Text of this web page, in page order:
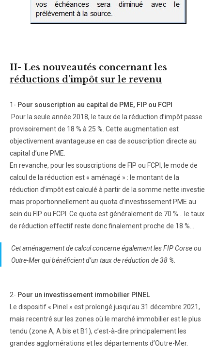
II- Les nouveautés concernant les
réductions d’impôt sur le revenu
1- Pour souscription au capital de PME, FIP ou FCPI
Pour la seule année 2018, le taux de la réduction d’impôt passe
provisoirement de 18 % à 25 %. Cette augmentation est
objectivement avantageuse en cas de souscription directe au
capital d’une PME.
En revanche, pour les souscriptions de FIP ou FCPI, le mode de
calcul de la réduction est « aménagé » : le montant de la
réduction d’impôt est calculé à partir de la somme nette investie
mais proportionnellement au quota d’investissement PME au
sein du FIP ou FCPI. Ce quota est généralement de 70 %… le taux
de réduction effectif reste donc finalement proche de 18 %…
Cet aménagement de calcul concerne également les FIP Corse ou
Outre-Mer qui bénéficient d’un taux de réduction de 38 %.
2- Pour un investissement immobilier PINEL
Le dispositif « Pinel » est prolongé jusqu’au 31 décembre 2021,
mais recentré sur les zones où le marché immobilier est le plus
tendu (zone A, A bis et B1), c’est-à-dire principalement les
grandes agglomérations et les départements d’Outre-Mer.